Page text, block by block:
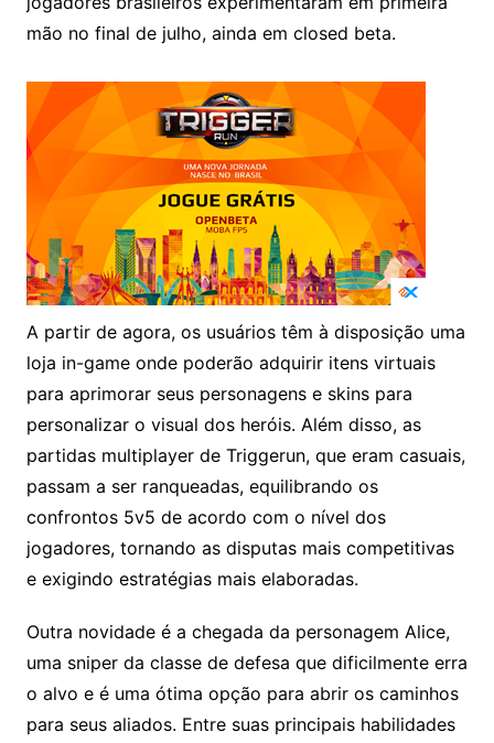
mão no final de julho, ainda em closed beta.
A partir de agora, os usuários têm à disposição uma
loja in-game onde poderão adquirir itens virtuais
para aprimorar seus personagens e skins para
personalizar o visual dos heróis. Além disso, as
partidas multiplayer de Triggerun, que eram casuais,
passam a ser ranqueadas, equilibrando os
confrontos 5v5 de acordo com o nível dos
jogadores, tornando as disputas mais competitivas
e exigindo estratégias mais elaboradas.
Outra novidade é a chegada da personagem Alice,
uma sniper da classe de defesa que dificilmente erra
o alvo e é uma ótima opção para abrir os caminhos
para seus aliados. Entre suas principais habilidades